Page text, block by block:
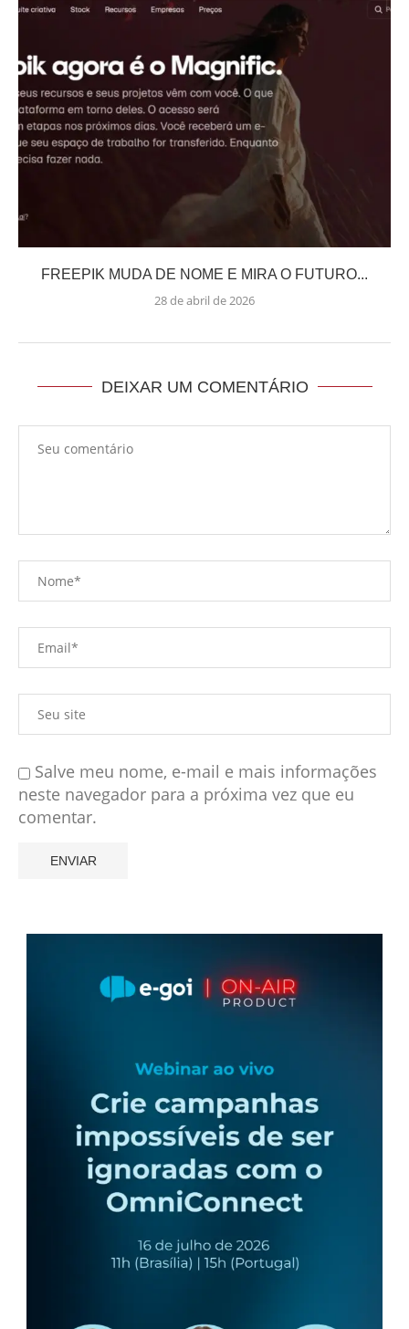
FREEPIK MUDA DE NOME E MIRA O FUTURO...
28 de abril de 2026
DEIXAR UM COMENTÁRIO
Salve meu nome, e-mail e mais informações
neste navegador para a próxima vez que eu
comentar.